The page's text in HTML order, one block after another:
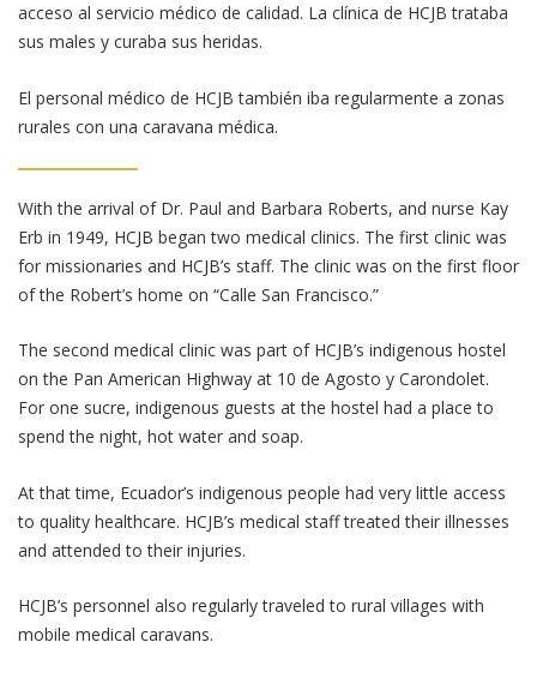
acceso al servicio médico de calidad. La clínica de HCJB trataba
sus males y curaba sus heridas.
El personal médico de HCJB también iba regularmente a zonas
rurales con una caravana médica.
With the arrival of Dr. Paul and Barbara Roberts, and nurse Kay
Erb in 1949, HCJB began two medical clinics. The first clinic was
for missionaries and HCJB’s staff. The clinic was on the first floor
of the Robert’s home on “Calle San Francisco.”
The second medical clinic was part of HCJB’s indigenous hostel
on the Pan American Highway at 10 de Agosto y Carondolet.
For one sucre, indigenous guests at the hostel had a place to
spend the night, hot water and soap.
At that time, Ecuador’s indigenous people had very little access
to quality healthcare. HCJB’s medical staff treated their illnesses
and attended to their injuries.
HCJB’s personnel also regularly traveled to rural villages with
mobile medical caravans.